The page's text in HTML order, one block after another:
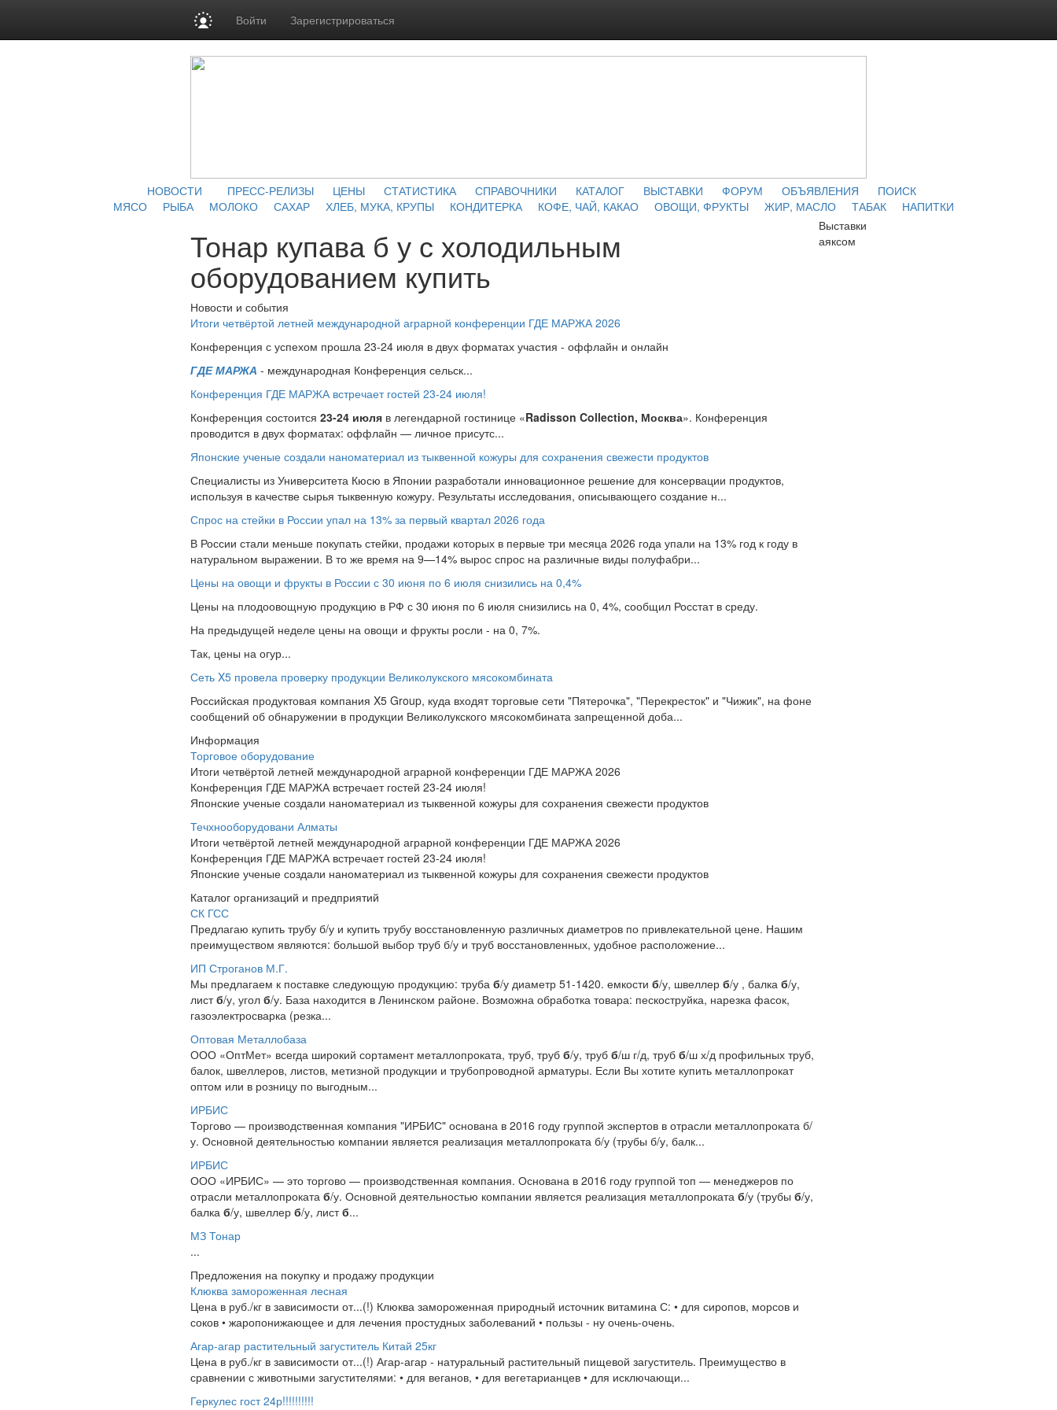
Войти Зарегистрироваться
НОВОСТИ ПРЕСС-РЕЛИЗЫ ЦЕНЫ СТАТИСТИКА СПРАВОЧНИКИ КАТАЛОГ ВЫСТАВКИ ФОРУМ ОБЪЯВЛЕНИЯ
ПОИСК
МЯСО
РЫБА МОЛОКО САХАР ХЛЕБ, МУКА, КРУПЫ КОНДИТЕРКА КОФЕ, ЧАЙ, КАКАО ОВОЩИ, ФРУКТЫ ЖИР, МАСЛО ТАБАК НАПИТКИ
Тонар купава б у с холодильным
оборудованием купить
Новости и события
Итоги четвёртой летней международной аграрной конференции ГДЕ МАРЖА 2026
Конференция с успехом прошла 23-24 июля в двух форматах участия - оффлайн и онлайн
ГДЕ МАРЖА - международная Конференция сельск...
Конференция ГДЕ МАРЖА встречает гостей 23-24 июля!
Конференция состоится 23-24 июля в легендарной гостинице «Radisson Collection, Москва». Конференция
проводится в двух форматах: оффлайн — личное присутс...
Японские ученые создали наноматериал из тыквенной кожуры для сохранения свежести продуктов
Специалисты из Университета Кюсю в Японии разработали инновационное решение для консервации продуктов,
используя в качестве сырья тыквенную кожуру. Результаты исследования, описывающего создание н...
Спрос на стейки в России упал на 13% за первый квартал 2026 года
В России стали меньше покупать стейки, продажи которых в первые три месяца 2026 года упали на 13% год к году в
натуральном выражении. В то же время на 9—14% вырос спрос на различные виды полуфабри...
Цены на овощи и фрукты в России с 30 июня по 6 июля снизились на 0,4%
Цены на плодоовощную продукцию в РФ с 30 июня по 6 июля снизились на 0, 4%, сообщил Росстат в среду.
На предыдущей неделе цены на овощи и фрукты росли - на 0, 7%.
Так, цены на огур...
Сеть X5 провела проверку продукции Великолукского мясокомбината
Российская продуктовая компания X5 Group, куда входят торговые сети "Пятерочка", "Перекресток" и "Чижик", на фоне
сообщений об обнаружении в продукции Великолукского мясокомбината запрещенной доба...
Информация
Торговое оборудование
Итоги четвёртой летней международной аграрной конференции ГДЕ МАРЖА 2026
Конференция ГДЕ МАРЖА встречает гостей 23-24 июля!
Японские ученые создали наноматериал из тыквенной кожуры для сохранения свежести продуктов
Течхнооборудовани Алматы
Итоги четвёртой летней международной аграрной конференции ГДЕ МАРЖА 2026
Конференция ГДЕ МАРЖА встречает гостей 23-24 июля!
Японские ученые создали наноматериал из тыквенной кожуры для сохранения свежести продуктов
Каталог организаций и предприятий
СК ГСС
Предлагаю купить трубу б/у и купить трубу восстановленную различных диаметров по привлекательной цене. Нашим
преимуществом являются: большой выбор труб б/у и труб восстановленных, удобное расположение...
ИП Строганов М.Г.
Мы предлагаем к поставке следующую продукцию: труба б/у диаметр 51-1420. емкости б/у, швеллер б/у , балка б/у,
листб/у, угол б/у. База находится в Ленинском районе. Возможна обработка товара: пескоструйка, нарезка фасок,
газоэлектросварка (резка...
Оптовая Металлобаза
ООО «ОптМет» всегда широкий сортамент металлопроката, труб, труб б/у, труб б/ш г/д, труб б/ш х/д профильных труб,
балок, швеллеров, листов, метизной продукции и трубопроводной арматуры. Если Вы хотите купить металлопрокат
оптом или в розницу по выгодным...
ИРБИС
Торгово — производственная компания "ИРБИС" основана в 2016 году группой экспертов в отрасли металлопроката б/
у. Основной деятельностью компании является реализация металлопроката б/у (трубы б/у, балк...
ИРБИС
ООО «ИРБИС» — это торгово — производственная компания. Основана в 2016 году группой топ — менеджеров по
отрасли металлопроката б/у. Основной деятельностью компании является реализация металлопроката б/у (трубы б/у,
балка б/у, швеллер б/у, листб...
МЗ Тонар
...
Предложения на покупку и продажу продукции
Клюква замороженная лесная
Цена в руб./кг в зависимости от...(!) Клюква замороженная природный источник витамина С: • для сиропов, морсов и
соков • жаропонижающее и для лечения простудных заболеваний • пользы - ну очень-очень.
Агар-агар растительный загуститель Китай 25кг
Цена в руб./кг в зависимости от...(!) Агар-агар - натуральный растительный пищевой загуститель. Преимущество в
сравнении с животными загустителями: • для веганов, • для вегетарианцев • для исключающи...
Геркулес гост 24р!!!!!!!!!!
Выставки
аяксом